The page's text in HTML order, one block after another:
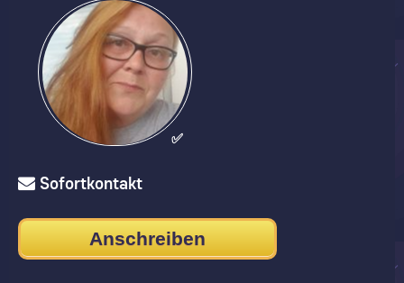
✅
Sofortkontakt
Anschreiben